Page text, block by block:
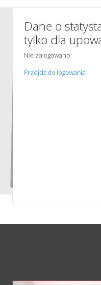
Dane o
tylko dla
Nie zalogowano
Przejdź do logowania